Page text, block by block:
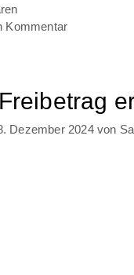
Kommentar
Dezember 2024 von